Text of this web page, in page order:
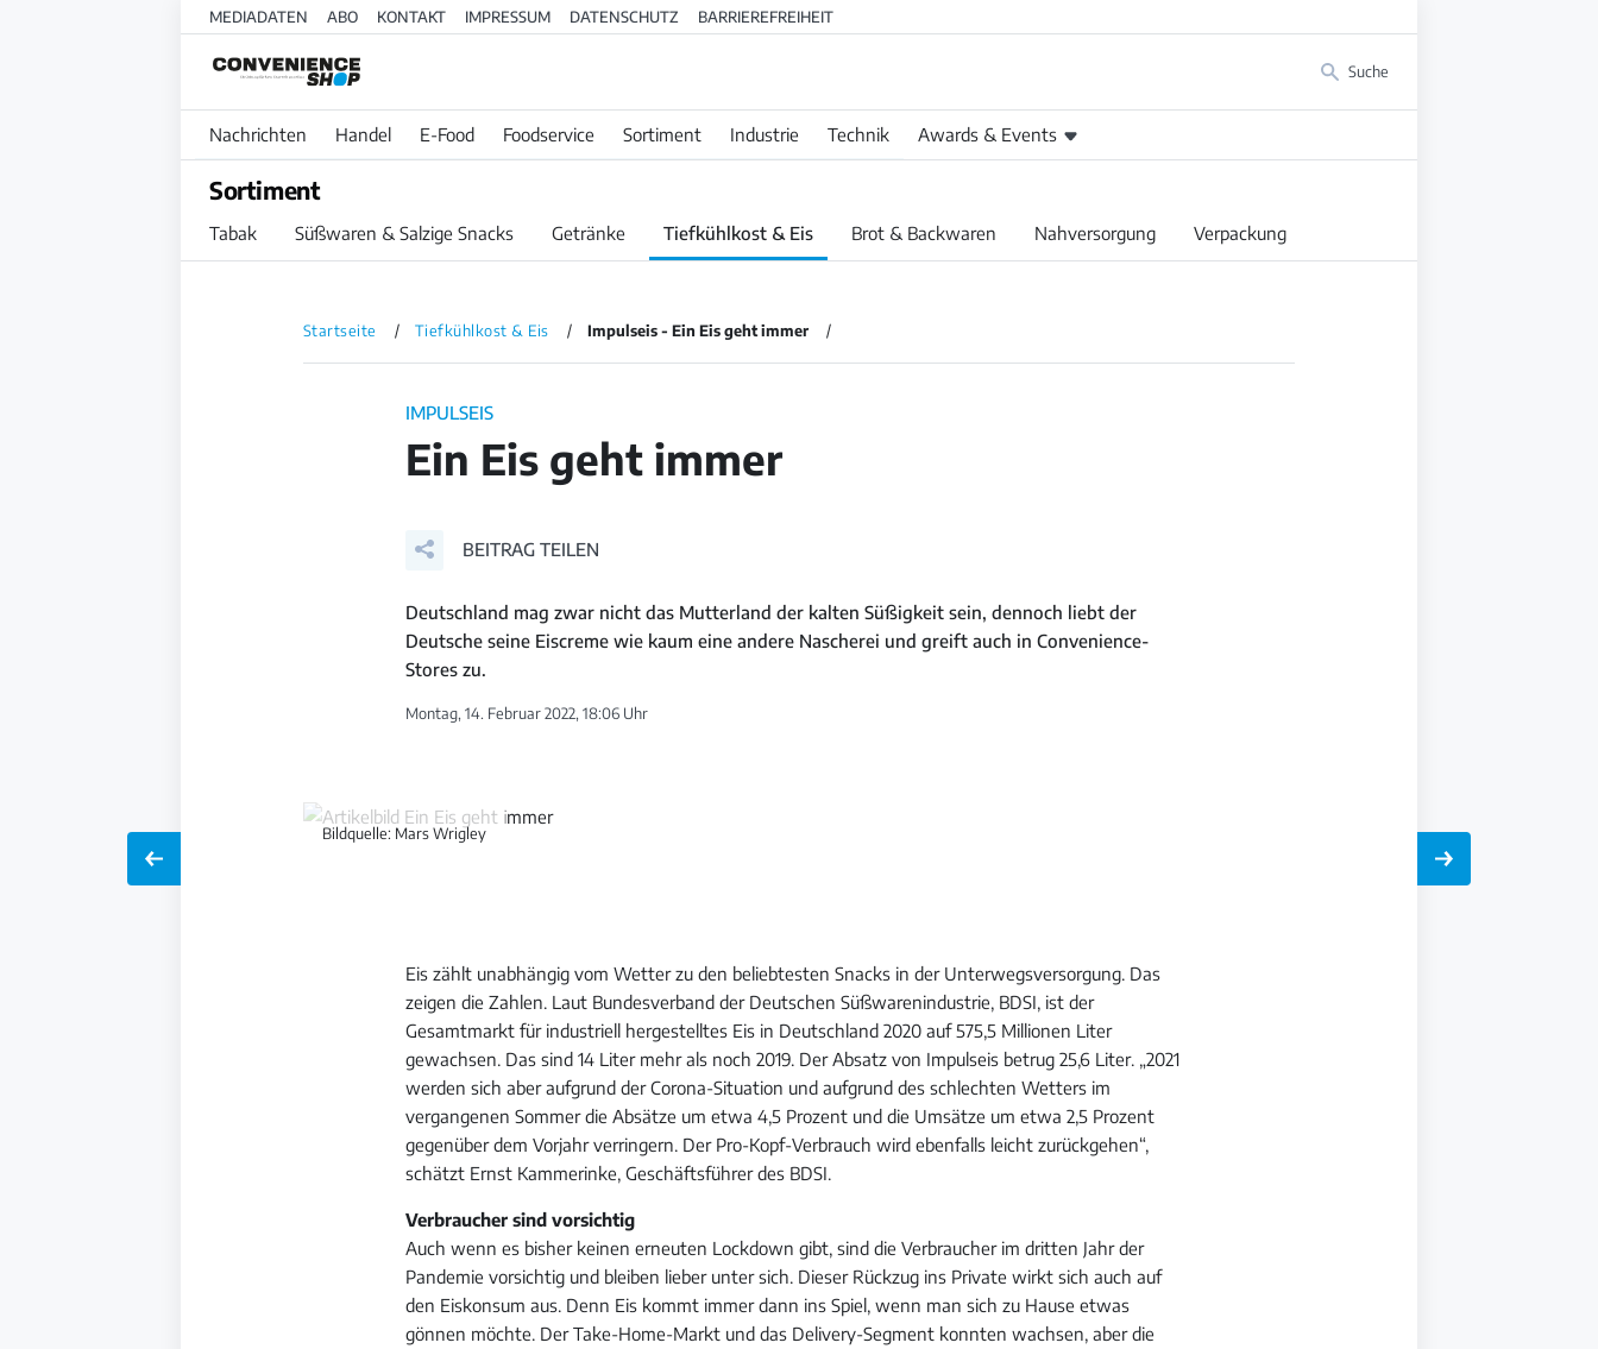
MEDIADATEN ABO KONTAKT IMPRESSUM DATENSCHUTZ BARRIEREFREIHEIT
Suche
Nachrichten Handel E-Food Foodservice Sortiment Industrie Technik Awards & Events
Sortiment
Tabak Süßwaren & Salzige Snacks Getränke Tiefkühlkost & Eis Brot & Backwaren Nahversorgung Verpackung
Startseite Tiefkühlkost & Eis Impulseis - Ein Eis geht immer
IMPULSEIS
Ein Eis geht immer
BEITRAG TEILEN
Deutschland mag zwar nicht das Mutterland der kalten Süßigkeit sein, dennoch liebt der
Deutsche seine Eiscreme wie kaum eine andere Nascherei und greift auch in Convenience-
Stores zu.
Montag, 14. Februar 2022, 18:06 Uhr
Bildquelle: Mars Wrigley
Eis zählt unabhängig vom Wetter zu den beliebtesten Snacks in der Unterwegsversorgung. Das
zeigen die Zahlen. Laut Bundesverband der Deutschen Süßwarenindustrie, BDSI, ist der
Gesamtmarkt für industriell hergestelltes Eis in Deutschland 2020 auf 575,5 Millionen Liter
gewachsen. Das sind 14 Liter mehr als noch 2019. Der Absatz von Impulseis betrug 25,6 Liter. „2021
werden sich aber aufgrund der Corona-Situation und aufgrund des schlechten Wetters im
vergangenen Sommer die Absätze um etwa 4,5 Prozent und die Umsätze um etwa 2,5 Prozent
gegenüber dem Vorjahr verringern. Der Pro-Kopf-Verbrauch wird ebenfalls leicht zurückgehen“,
schätzt Ernst Kammerinke, Geschäftsführer des BDSI.
Verbraucher sind vorsichtig
Auch wenn es bisher keinen erneuten Lockdown gibt, sind die Verbraucher im dritten Jahr der
Pandemie vorsichtig und bleiben lieber unter sich. Dieser Rückzug ins Private wirkt sich auch auf
den Eiskonsum aus. Denn Eis kommt immer dann ins Spiel, wenn man sich zu Hause etwas
gönnen möchte. Der Take-Home-Markt und das Delivery-Segment konnten wachsen, aber die